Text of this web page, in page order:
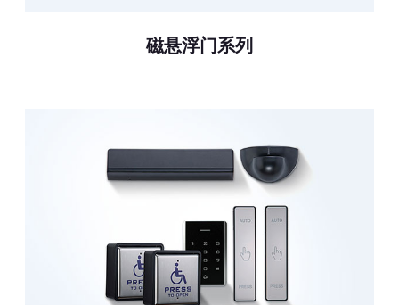
磁悬浮门系列